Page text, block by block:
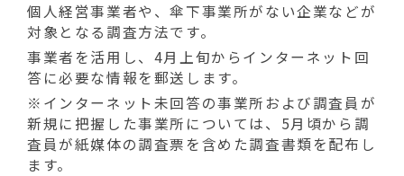
個人経営事業者や、傘下事業所がない企業などが
対象となる調査方法です。
事業者を活用し、4月上旬からインターネット回
答に必要な情報を郵送します。
※インターネット未回答の事業所および調査員が
新規に把握した事業所については、5月頃から調
査員が紙媒体の調査票を含めた調査書類を配布し
ます。